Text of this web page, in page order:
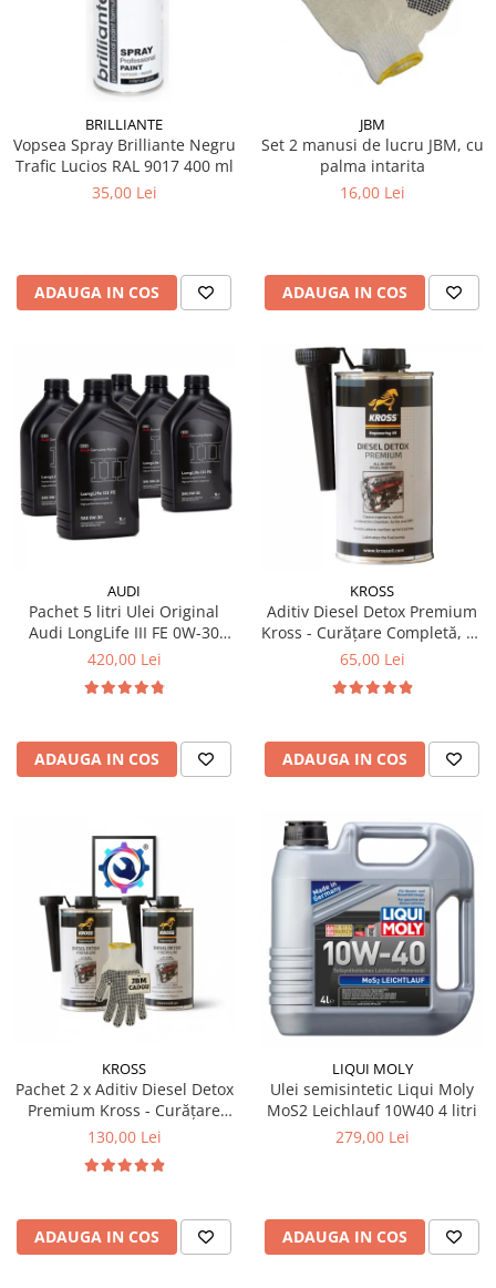
AdBlue
Aditivi Auto
Lichid de Parbriz
Ulei Cutie de Viteze
Uleiuri Hidraulice
Vaselina si Lubrifianti Auto
Filtre Auto
Filtre Aer
Filtre Combustibil
Filtre Habitaclu
Intretinere si Cosmetica Auto
Produse Cosmetica Auto
Produse curatare interior auto
Accesorii Auto
Accesorii telefoane mobile
Cabluri si adaptoare telefoane
Echipamente Service
Huse Auto
Incarcatoare telefoane mobile
Parasolare Auto
Produse curatare IT
Solutii Chimice
Stergatoare Auto
Electrica si Electronice Auto
Halogen
LED
BRILLIANTE
Vopsea Spray Brilliante Negru
Trafic Lucios RAL 9017 400 ml
35,00 Lei
ADAUGA IN COS
JBM
Set 2 manusi de lucru JBM, cu
palma intarita
16,00 Lei
ADAUGA IN COS
AUDI
Pachet 5 litri Ulei Original
Audi LongLife III FE 0W-30
GS55545D2 – Aprobări VW420,00 Lei
ADAUGA IN COS
KROSS
Aditiv Diesel Detox Premium
Kross - Curățare Completă, +5
Puncte Cetanic & Protecție
65,00 Lei
ADAUGA IN COS
KROSS
Pachet 2 x Aditiv Diesel Detox
Premium Kross - Curățare
Completă, +5 Puncte Cetanic
130,00 Lei
ADAUGA IN COS
LIQUI MOLY
Ulei semisintetic Liqui Moly
MoS2 Leichlauf 10W40 4 litri
279,00 Lei
ADAUGA IN COS